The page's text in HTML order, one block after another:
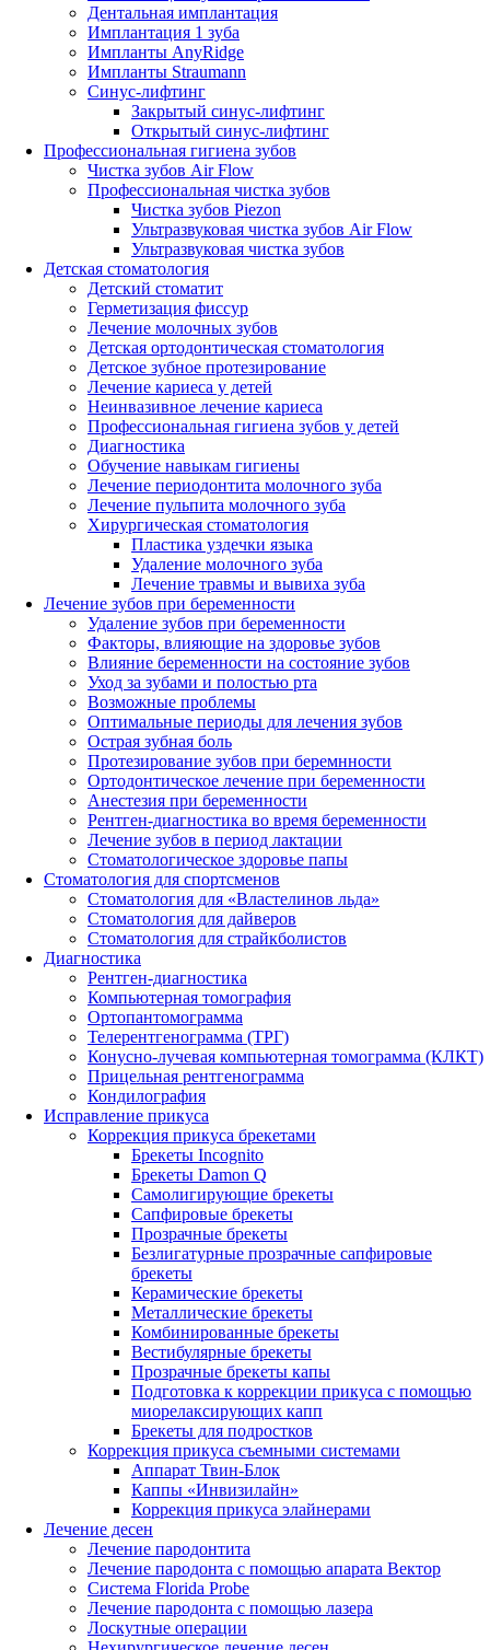
Дентальная имплантация
Имплантация 1 зуба
Импланты AnyRidge
Импланты Straumann
Синус-лифтинг
Закрытый синус-лифтинг
Открытый синус-лифтинг
Профессиональная гигиена зубов
Чистка зубов Air Flow
Профессиональная чистка зубов
Чистка зубов Piezon
Ультразвуковая чистка зубов Air Flow
Ультразвуковая чистка зубов
Детская стоматология
Детский стоматит
Герметизация фиссур
Лечение молочных зубов
Детская ортодонтическая стоматология
Детское зубное протезирование
Лечение кариеса у детей
Неинвазивное лечение кариеса
Профессиональная гигиена зубов у детей
Диагностика
Обучение навыкам гигиены
Лечение периодонтита молочного зуба
Лечение пульпита молочного зуба
Хирургическая стоматология
Пластика уздечки языка
Удаление молочного зуба
Лечение травмы и вывиха зуба
Лечение зубов при беременности
Удаление зубов при беременности
Факторы, влияющие на здоровье зубов
Влияние беременности на состояние зубов
Уход за зубами и полостью рта
Возможные проблемы
Оптимальные периоды для лечения зубов
Острая зубная боль
Протезирование зубов при беремнности
Ортодонтическое лечение при беременности
Анестезия при беременности
Рентген-диагностика во время беременности
Лечение зубов в период лактации
Стоматологическое здоровье папы
Стоматология для спортсменов
Стоматология для «Властелинов льда»
Стоматология для дайверов
Стоматология для страйкболистов
Диагностика
Рентген-диагностика
Компьютерная томография
Ортопантомограмма
Телерентгенограмма (ТРГ)
Конусно-лучевая компьютерная томограмма (КЛКТ)
Прицельная рентгенограмма
Кондилография
Исправление прикуса
Коррекция прикуса брекетами
Брекеты Incognito
Брекеты Damon Q
Самолигирующие брекеты
Сапфировые брекеты
Прозрачные брекеты
Безлигатурные прозрачные сапфировые
брекеты
Керамические брекеты
Металлические брекеты
Комбинированные брекеты
Вестибулярные брекеты
Прозрачные брекеты капы
Подготовка к коррекции прикуса с помощью
миорелаксирующих капп
Брекеты для подростков
Коррекция прикуса съемными системами
Аппарат Твин-Блок
Каппы «Инвизилайн»
Коррекция прикуса элайнерами
Лечение десен
Лечение пародонтита
Лечение пародонта с помощью апарата Вектор
Система Florida Probe
Лечение пародонта с помощью лазера
Лоскутные операции